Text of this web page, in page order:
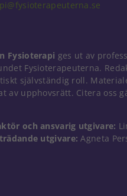
Fysioterapi ges ut av
Fysioterapeuterna.
självständig roll.
av upphovsrätt. Citera oss
och ansvarig utgivare:
utgivare: Agneta